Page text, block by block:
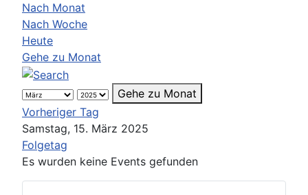
Nach Monat
Nach Woche
Heute
Gehe zu Monat
Gehe zu Monat
Vorheriger Tag
Samstag, 15. März 2025
Folgetag
Es wurden keine Events gefunden